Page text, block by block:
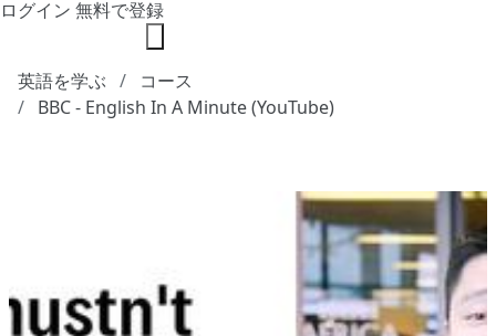
ログイン 無料で登録
英語を学ぶ
コース
BBC - English In A Minute (YouTube)